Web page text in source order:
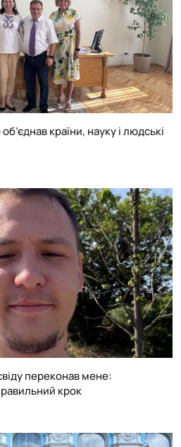
країни, науку і людські
переконав мене:
крок